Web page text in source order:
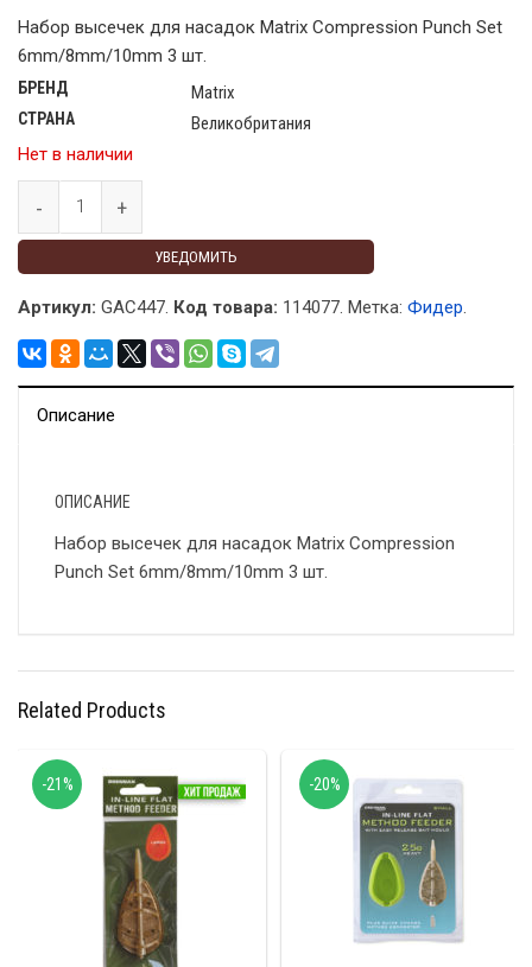
Набор высечек для насадок Matrix Compression Punch Set
6mm/8mm/10mm 3 шт.
БРЕНД Matrix
СТРАНА
Великобритания
Нет в наличии
УВЕДОМИТЬ
Артикул: GAC447. Код товара: 114077. Метка: Фидер.
Описание
ОПИСАНИЕ
Набор высечек для насадок Matrix Compression
Punch Set 6mm/8mm/10mm 3 шт.
Related Products
-21% -20%